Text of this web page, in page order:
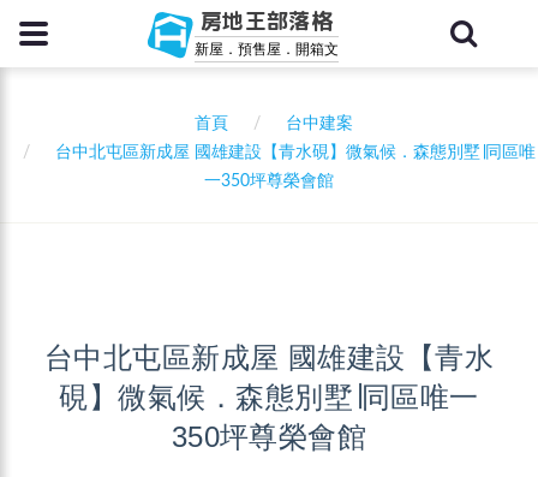
房地王部落格
新屋．預售屋．開箱文
首頁
台中建案
台中北屯區新成屋 國雄建設【青水硯】微氣候．森態別墅∣同區唯
一350坪尊榮會館
台中北屯區新成屋 國雄建設【青水
硯】微氣候．森態別墅∣同區唯一
350坪尊榮會館